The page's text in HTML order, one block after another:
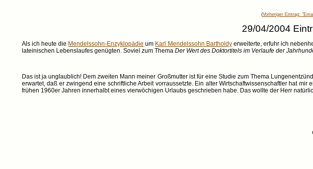
(Vorheriger Eintrag:
29/04/2004
Als ich heute die Mendelssohn-Enzyklopädie um Karl Mendelssohn Bartholdyerweiterte, erfuhr ich
lateinischen Lebenslaufes genügten. Soviel zum Thema Der Wert des Doktortitels im Verlaufe der
Das ist ja unglaublich! Dem zweiten Mann meiner Großmutter ist für eine Studie zum Thema
erwartet, daß er zwingend eine schriftliche Arbeit vorraussetzte. Ein alter Wirtschaftwissenschaftler hat
frühen 1960er Jahren innerhalbt eines vierwöchigen Urlaubs geschrieben habe. Das wollte der Herr